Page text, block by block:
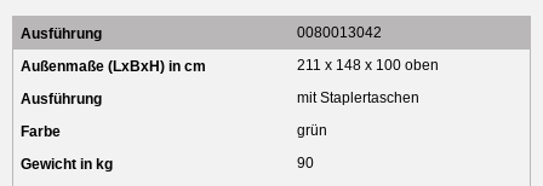
0080013042
211 x 148 x 100 oben
mit Staplertaschen
grün
90